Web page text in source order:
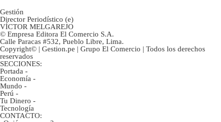
Gestión
Director Periodístico (e)
VÍCTOR MELGAREJO
© Empresa Editora El Comercio S.A.
Calle Paracas #532, Pueblo Libre, Lima.
Copyright© | Gestion.pe | Grupo El Comercio | Todos los derechos
reservados
SECCIONES:
Portada -
Economía -
Mundo -
Perú -
Tu Dinero -
Tecnología
CONTACTO: